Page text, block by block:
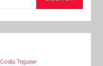
Costa Teguise